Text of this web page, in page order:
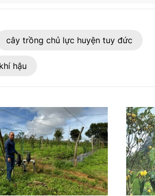
cây trồng chủ lực huyện tuy đức
hậu